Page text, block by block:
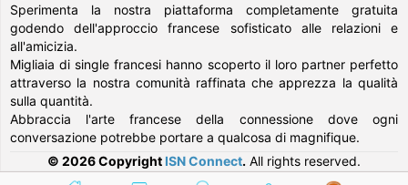
Sperimenta la nostra piattaforma completamente gratuita
godendo dell'approccio francese sofisticato alle relazioni e
all'amicizia.
Migliaia di single francesi hanno scoperto il loro partner perfetto
attraverso la nostra comunità raffinata che apprezza la qualità
sulla quantità.
Abbraccia l'arte francese della connessione dove ogni
conversazione potrebbe portare a qualcosa di magnifique.
© 2026 Copyright ISN Connect. All rights reserved.